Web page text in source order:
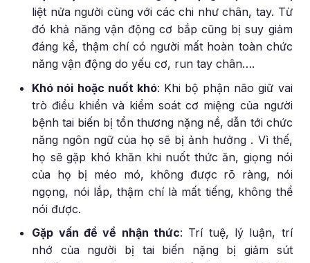
liệt nửa người cùng với các chi như chân, tay. Từ
đó khả năng vận động cơ bắp cũng bị suy giảm
đáng kể, thậm chí có người mất hoàn toàn chức
năng vận động do yếu cơ, run tay chân….
Khó nói hoặc nuốt khó: Khi bộ phận não giữ vai
trò điều khiển và kiểm soát cơ miệng của người
bệnh tai biến bị tổn thương nặng nề, dẫn tới chức
năng ngôn ngữ của họ sẽ bị ảnh hưởng . Vì thế,
họ sẽ gặp khó khăn khi nuốt thức ăn, giọng nói
của họ bị méo mó, không được rõ ràng, nói
ngọng, nói lắp, thậm chí là mất tiếng, không thể
nói được.
Gặp vấn đề về nhận thức: Trí tuệ, lý luận, trí
nhớ của người bị tai biến nặng bị giảm sút